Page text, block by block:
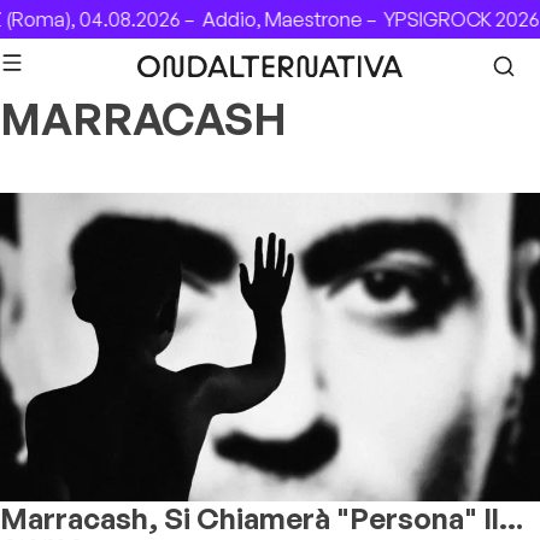
Skip to content
(Roma), 04.08.2026 – Addio, Maestrone – YPSIGROCK
MARRACASH
Marracash, Si Chiamerà "Persona" Il